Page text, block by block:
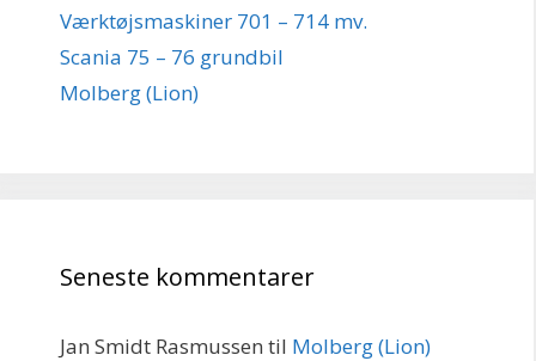
Værktøjsmaskiner 701 – 714 mv.
Scania 75 – 76 grundbil
Molberg (Lion)
Seneste kommentarer
Jan Smidt Rasmussen til Molberg (Lion)